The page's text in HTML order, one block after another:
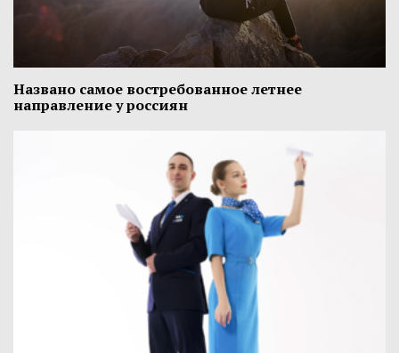
Названо самое востребованное летнее
направление у россиян